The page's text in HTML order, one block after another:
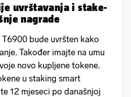
uvrštavanja i stake-
nagrade
bude uvršten kako
Također imajte na umu
novo kupljene tokene.
u staking smart
12 mjeseci po današnjoj